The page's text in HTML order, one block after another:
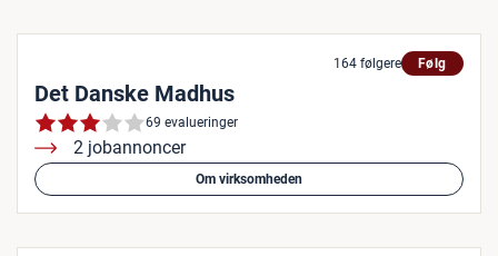
164 følgere Følg
Det Danske Madhus
69 evalueringer
2 jobannoncer
Om virksomheden